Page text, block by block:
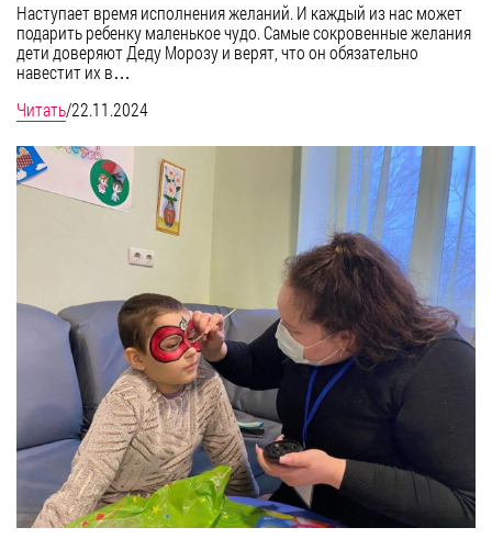
Наступает время исполнения желаний. И каждый из нас может
подарить ребенку маленькое чудо. Самые сокровенные желания
дети доверяют Деду Морозу и верят, что он обязательно
навестит их в…
Читать/22.11.2024